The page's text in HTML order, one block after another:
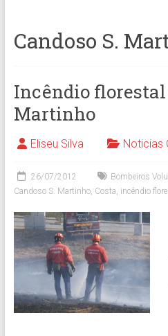
Candoso S.
Incêndio florestal
Martinho
Eliseu Silva Noticias
26/07/2012 Bombeiros
Candoso S. Martinho, Costa, incêndio